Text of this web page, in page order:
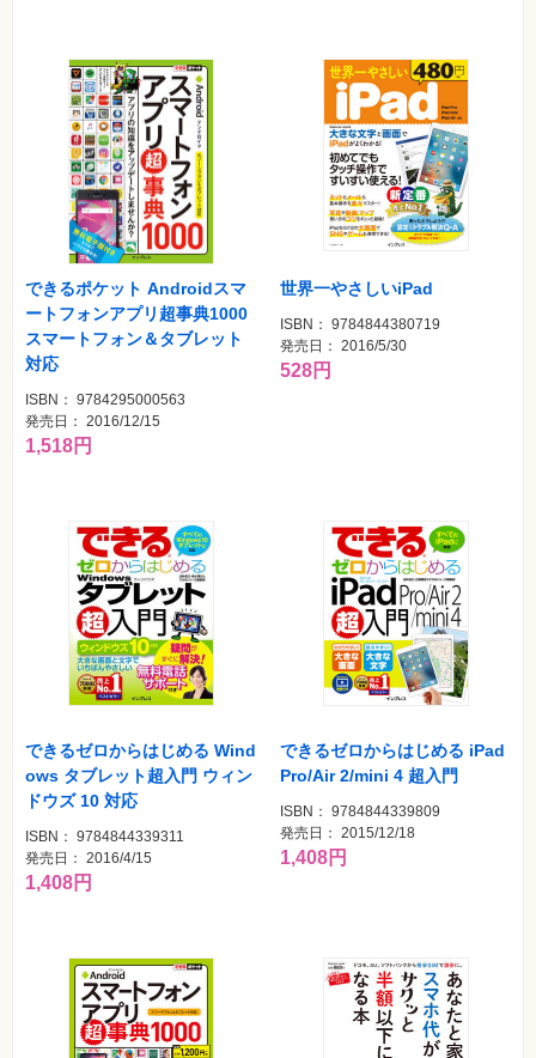
できるポケット Androidスマ
ートフォンアプリ超事典1000
スマートフォン＆タブレット
対応
ISBN： 9784295000563
発売日： 2016/12/15
1,518円
世界一やさしいiPad
ISBN： 9784844380719
発売日： 2016/5/30
528円
できるゼロからはじめる Wind
ows タブレット超入門 ウィン
ドウズ 10 対応
ISBN： 9784844339311
発売日： 2016/4/15
1,408円
できるゼロからはじめる iPad
Pro/Air 2/mini 4 超入門
ISBN： 9784844339809
発売日： 2015/12/18
1,408円